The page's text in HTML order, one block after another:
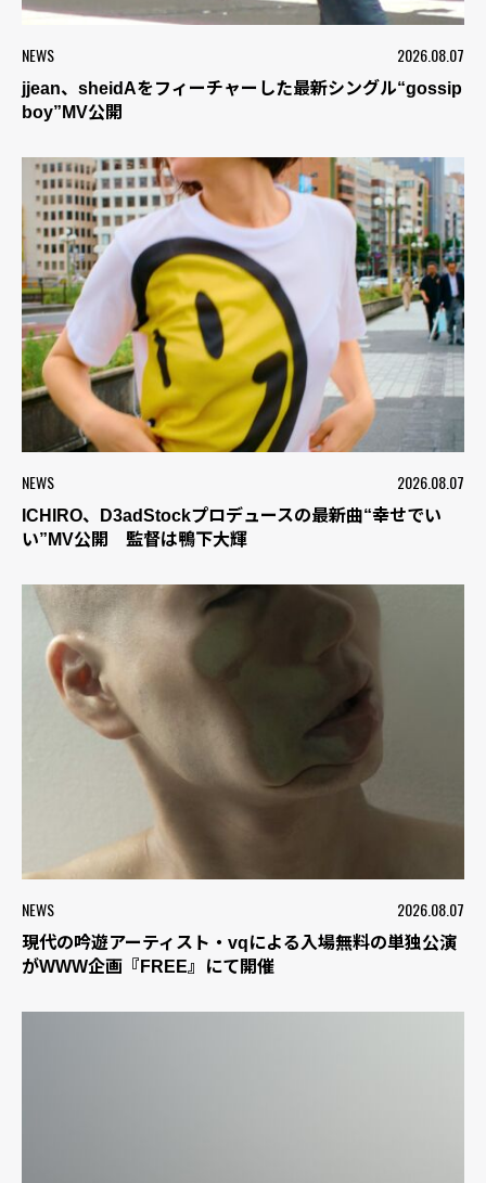
NEWS 2026.08.07
jjean、sheidAをフィーチャーした最新シングル“gossip
boy”MV公開
NEWS 2026.08.07
ICHIRO、D3adStockプロデュースの最新曲“幸せでい
い”MV公開 監督は鴨下大輝
NEWS 2026.08.07
現代の吟遊アーティスト・vqによる入場無料の単独公演
がWWW企画『FREE』にて開催